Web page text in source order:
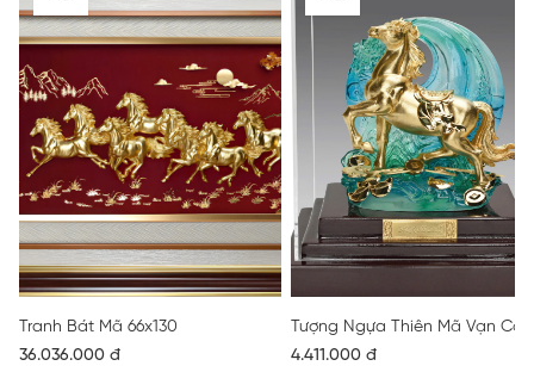
Tranh Bát Mã 66x130
36.036.000 đ
Tượng Ngựa Thiên Mã Vạn Cát
4.411.000 đ